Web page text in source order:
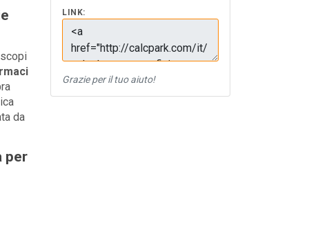
da
per
LINK:
Grazie per il tuo aiuto!